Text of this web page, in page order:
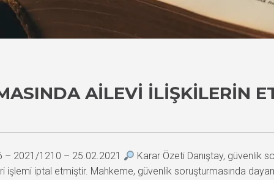
AILEVI İLIŞKILERIN
– 2021/1210 – 25.02.2021
Karar Özeti Danıştay, güvenlik
işlemi iptal etmiştir. Mahkeme, güvenlik soruşturmasında